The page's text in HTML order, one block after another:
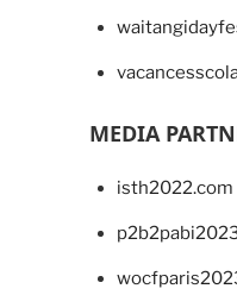
MEDIA
isth2022.com